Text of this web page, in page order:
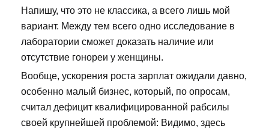
Напишу, что это не классика, а всего лишь мой
вариант. Между тем всего одно исследование в
лаборатории сможет доказать наличие или
отсутствие гонореи у женщины.
Вообще, ускорения роста зарплат ожидали давно,
особенно малый бизнес, который, по опросам,
считал дефицит квалифицированной рабсилы
своей крупнейшей проблемой: Видимо, здесь